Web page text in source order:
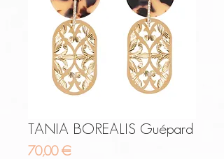
TANIA BOREALIS Guépard
70,00 €Prix